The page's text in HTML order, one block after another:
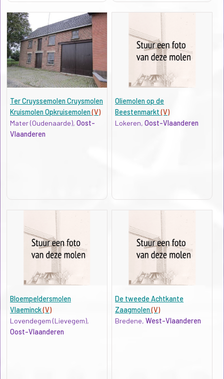
Ter Cruyssemolen Cruysmolen
Kruismolen Opkruisemolen(V)
Mater (Oudenaarde), Oost-
Vlaanderen
Oliemolen op de
Beestenmarkt(V)
Lokeren,Oost-Vlaanderen
Bloempeldersmolen
Vlaeminck(V)
Lovendegem (Lievegem),
Oost-Vlaanderen
De tweede Achtkante
Zaagmolen(V)
Bredene,West-Vlaanderen